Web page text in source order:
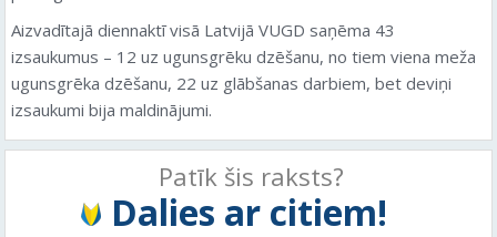
Aizvadītajā diennaktī visā Latvijā VUGD saņēma 43
izsaukumus – 12 uz ugunsgrēku dzēšanu, no tiem viena meža
ugunsgrēka dzēšanu, 22 uz glābšanas darbiem, bet deviņi
izsaukumi bija maldinājumi.
Patīk šis raksts?
Dalies ar citiem!